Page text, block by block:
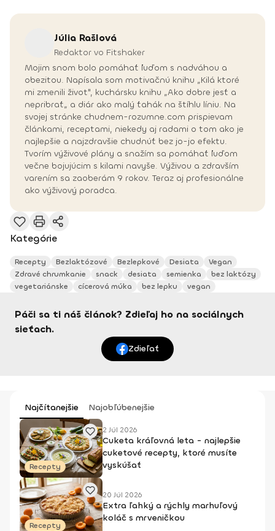
Júlia Rašlová
Redaktor vo Fitshaker
Mojim snom bolo pomáhať ľuďom s nadváhou a
obezitou. Napísala som motivačnú knihu „Kilá ktoré
mi zmenili život", kuchársku knihu „Ako dobre jesť a
nepribrať„ a diár ako malý ťahák na štíhlu líniu. Na
svojej stránke chudnem-rozumne.com prispievam
článkami, receptami, niekedy aj radami o tom ako je
najlepšie a najzdravšie chudnúť bez jo-jo efektu.
Tvorím výživové plány a snažím sa pomáhať ľuďom
večne bojujúcim s kilami navyše. Výživou a zdravším
varením sa zaoberám 9 rokov. Teraz aj profesionálne
ako výživový poradca.
Kategórie
Recepty Bezlaktózové Bezlepkové Desiata
Vegan
Zdravé chrumkanie
snack desiata semienka
bez laktózy
vegetariánske
cícerová múka bez lepku vegan
Páči sa ti náš článok? Zdieľaj ho na sociálnych
sieťach.
Zdieľať
Najčítanejšie Najobľúbenejšie
Recepty
2 Júl 2026
Cuketa kráľovná leta - najlepšie
cuketové recepty, ktoré musíte
vyskúšať
Recepty
20 Júl 2026
Extra ľahký a rýchly marhuľový
koláč s mrveničkou